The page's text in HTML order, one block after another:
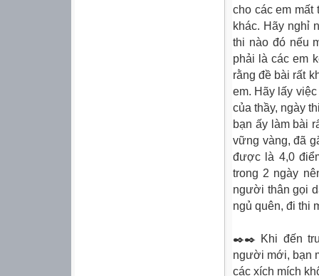
cho các em mất
khác. Hãy nghỉ
thi nào đó nếu
phải là các em
rằng đề bài rất
em. Hãy lấy
của thầy, ngày
bạn ấy làm bài
vững vàng, đã
được là 4,0
trong 2 ngày
người thân gọi
ngủ quên, đi thi
✒️✒️ Khi đến
người mới, bạn
các xích mích